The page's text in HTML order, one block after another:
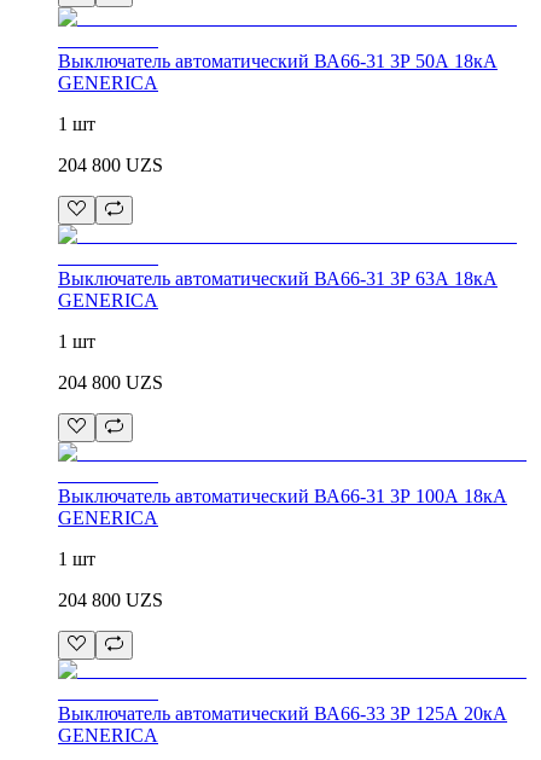
Выключатель автоматический ВА66-31 3Р 50А 18кА
GENERICA
1 шт
204 800 UZS
Выключатель автоматический ВА66-31 3Р 63А 18кА
GENERICA
1 шт
204 800 UZS
Выключатель автоматический ВА66-31 3Р 100А 18кА
GENERICA
1 шт
204 800 UZS
Выключатель автоматический ВА66-33 3Р 125А 20кА
GENERICA